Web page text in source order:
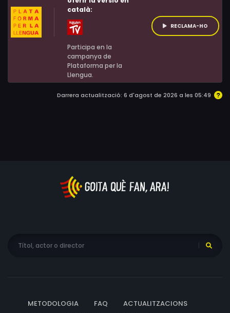
català:
Participa en la
campanya de
Plataforma per la
Llengua.
RECLAMA-HO
Darrera actualització: 6 d'agost de 2026 a les 05:49
METODOLOGIA FAQ
ACTUALITZACIONS